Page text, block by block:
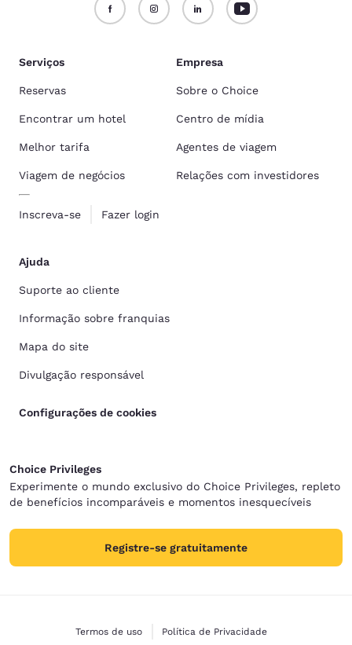
Serviços
Reservas
Encontrar um hotel
Melhor tarifa
Viagem de negócios
Inscreva-se Fazer login
Empresa
Sobre o Choice
Centro de mídia
Agentes de viagem
Relações com investidores
Ajuda
Suporte ao cliente
Informação sobre franquias
Mapa do site
Divulgação responsável
Configurações de cookies
Choice Privileges
Experimente o mundo exclusivo do Choice Privileges, repleto
de benefícios incomparáveis e momentos inesquecíveis
Registre-se gratuitamente
Termos de uso Política de Privacidade